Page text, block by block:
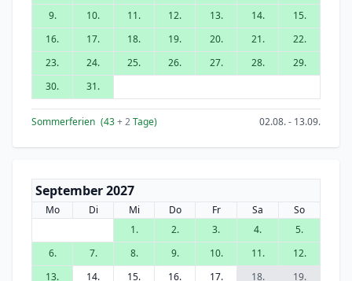
9.
10. 11. 12. 13. 14.
15.
16.
17. 18. 19. 20. 21.
22.
23.
24. 25. 26. 27. 28.
29.
30.
31.
Sommerferien (43+ 2Tage) 02.08. - 13.09.
September 2027
Mo Di Mi Do Fr Sa
So
1.
2. 3. 4.
5.
6.
7. 8. 9. 10. 11.
12.
13.
14. 15. 16. 17. 18.
19.